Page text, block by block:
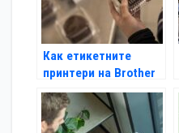
Как етикетните
принтери на Brother
помагат на
търговците на
дребно